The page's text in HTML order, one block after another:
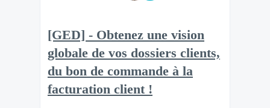
[GED] - Obtenez une vision
globale de vos dossiers clients,
du bon de commande à la
facturation client !